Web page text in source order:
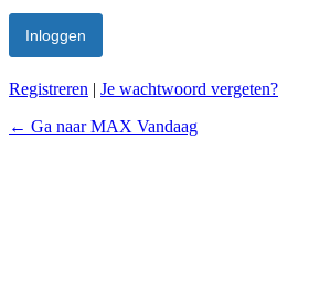
Registreren | Je wachtwoord vergeten?
← Ga naar MAX Vandaag